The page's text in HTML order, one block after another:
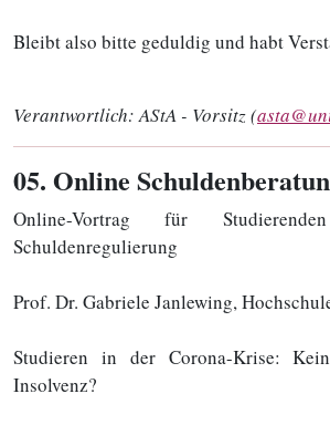
Bleibt also bitte geduldig und habt
Verantwortlich:AStA - Vorsitz (
05. Online
Online-Vortrag für
Schuldenregulierung
Prof. Dr. Gabriele Janlewing,
Studieren in der Corona-Krise:
Insolvenz?